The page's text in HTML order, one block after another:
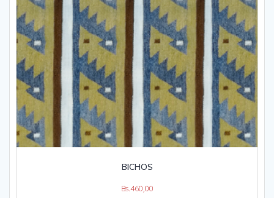
BICHOS
Bs.460,00